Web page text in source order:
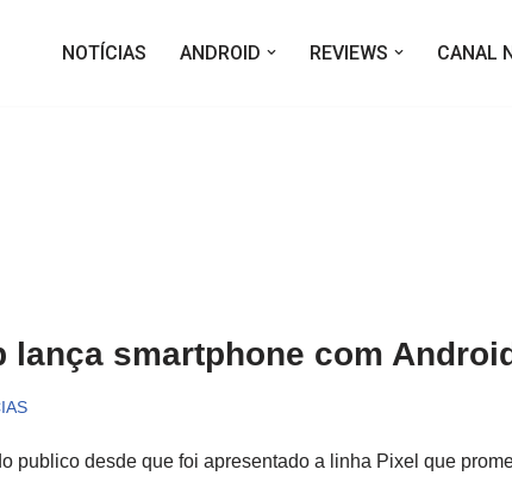
NOTÍCIAS ANDROID REVIEWS CANAL
lança smartphone com
publico desde que foi apresentado a linha Pixel que